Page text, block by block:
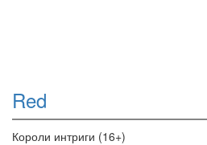
Red
Короли интриги (16+)